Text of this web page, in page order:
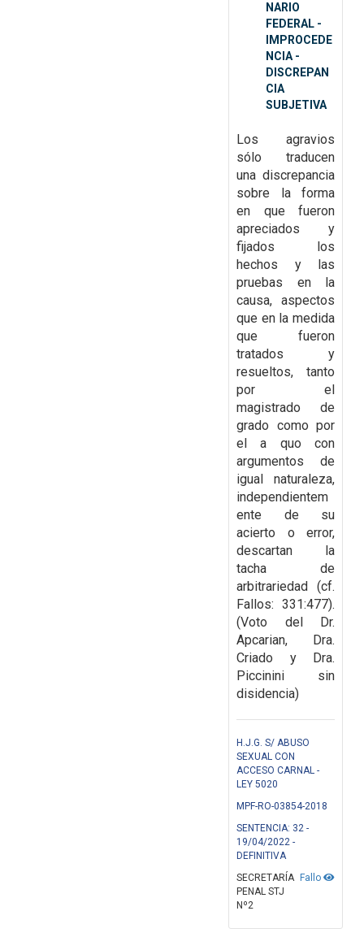
NARIO
FEDERAL -
IMPROCEDE
NCIA -
DISCREPAN
CIA
SUBJETIVA
Los agravios
sólo traducen
una discrepancia
sobre la forma
en que fueron
apreciados y
fijados los
hechos y las
pruebas en la
causa, aspectos
que en la medida
que fueron
tratados y
resueltos, tanto
por el
magistrado de
grado como por
el a quo con
argumentos de
igual naturaleza,
independientem
ente de su
acierto o error,
descartan la
tacha de
arbitrariedad (cf.
Fallos: 331:477).
(Voto del Dr.
Apcarian, Dra.
Criado y Dra.
Piccinini sin
disidencia)
H.J.G. S/ ABUSO
SEXUAL CON
ACCESO CARNAL -
LEY 5020
MPF-RO-03854-2018
SENTENCIA: 32 -
19/04/2022 -
DEFINITIVA
Fallo
SECRETARÍA
PENAL STJ
Nº2